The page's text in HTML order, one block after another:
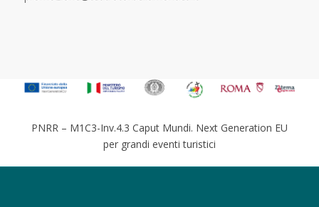
PNRR – M1C3-Inv.4.3 Caput Mundi. Next Generation EU
per grandi eventi turistici